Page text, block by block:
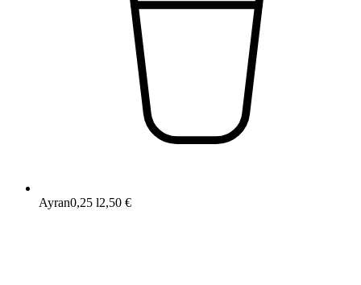
Ayran0,25 l2,50 €